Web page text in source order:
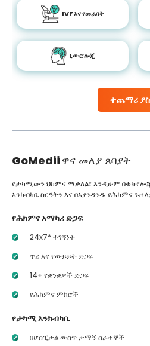
ተጨማሪ
IVF እና የመራባት
ኒውሮሎጂ
GoMedii ዋና መለያ ጸባያት
የታካሚውን ህክምና ማቃለል፣ እንዲሁም
እንክብካቤ ስርዓትን እና በእያንዳንዱ የሕክምና ጉዞ
የሕክምና አማካሪ ድጋፍ
24x7* ተገኝነት
ጥሪ እና የውይይት ድጋፍ
14+ የቋንቋዎች ድጋፍ
የሕክምና ምክሮች
የታካሚ እንክብካቤ
በሆስፒታል ውስጥ ታማኝ ሰራተኞች